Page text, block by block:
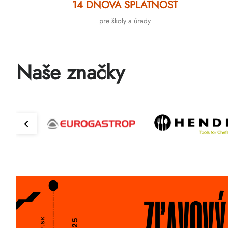
14 DŇOVÁ SPLATNOSŤ
pre školy a úrady
Naše značky